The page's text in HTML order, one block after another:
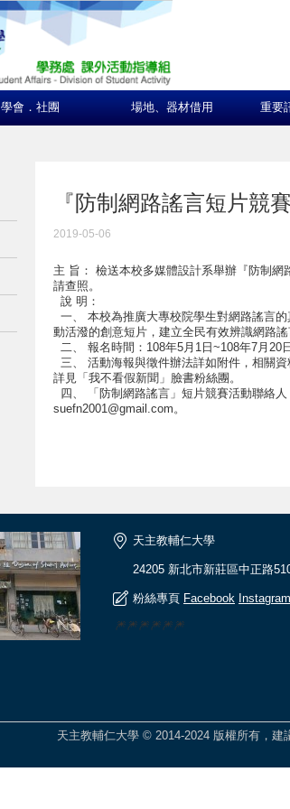
學會．社團 場地、器材借用 重要
『防制網路謠言短片競賽
2019-05-06
主 旨： 檢送本校多媒體設計系舉辦『防制網
請查照。
說 明：
一、 本校為推廣大專校院學生對網路謠言
動活潑的創意短片，建立全民有效辨識網路謠
二、 報名時間：108年5月1日~108年7月20
三、 活動海報與徵件辦法詳如附件，相關
詳見「我不看假新聞」臉書粉絲團。
四、 「防制網路謠言」短片競賽活動聯絡
suefn2001@gmail.com。
天主教輔仁大學
24205 新北市新莊區中正路
粉絲專頁 Facebook Instagram
🎆🎆🎆🎆🎆🎆
天主教輔仁大學 © 2014-2024 版權所有，建